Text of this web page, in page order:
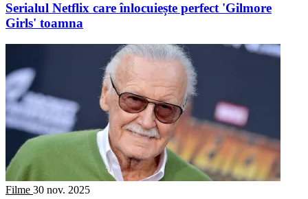
Serialul Netflix care înlocuiește perfect 'Gilmore
Girls' toamna
Filme 30 nov. 2025